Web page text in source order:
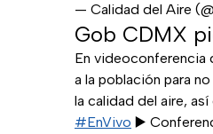
— Calidad del Aire
Gob CDMX
En videoconferencia
a la población para
la calidad del aire,
#EnVivo ▶️